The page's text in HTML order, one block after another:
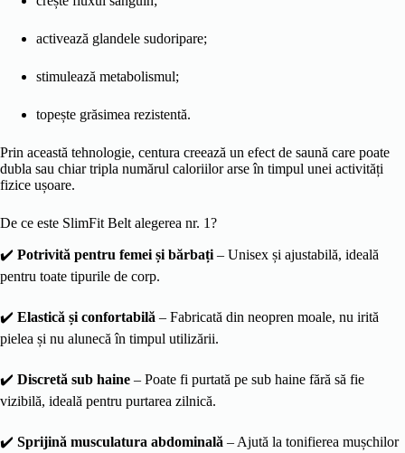
activează glandele sudoripare;
stimulează metabolismul;
topește grăsimea rezistentă.
Prin această tehnologie, centura creează un efect de saună care poate
dubla sau chiar tripla numărul caloriilor arse în timpul unei activități
fizice ușoare.
De ce este SlimFit Belt alegerea nr. 1?
✔️ Potrivită pentru femei și bărbați– Unisex și ajustabilă, ideală
pentru toate tipurile de corp.
✔️ Elastică și confortabilă – Fabricată din neopren moale, nu irită
pielea și nu alunecă în timpul utilizării.
✔️ Discretă sub haine – Poate fi purtată pe sub haine fără să fie
vizibilă, ideală pentru purtarea zilnică.
✔️ Sprijină musculatura abdominală – Ajută la tonifierea mușchilor